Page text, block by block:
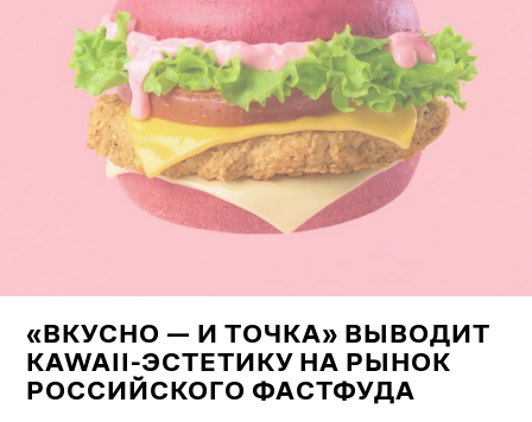
«ВКУСНО — И ТОЧКА» ВЫВОДИТ
KAWAII-ЭСТЕТИКУ НА РЫНОК
РОССИЙСКОГО ФАСТФУДА